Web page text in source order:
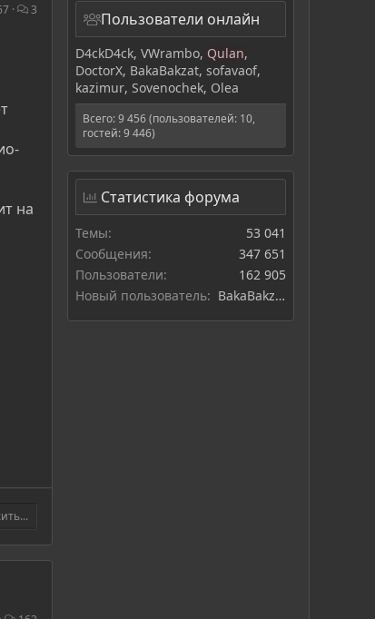
3
на
Пользователи онлайн
D4ckD4ck VWrambo Qulan
DoctorX BakaBakzat sofavaof
kazimur Sovenochek Olea
Всего: 9 456 (пользователей: 10,
гостей: 9 446)
Статистика форума
Темы
53 041
Сообщения
347 651
Пользователи
162 905
Новый пользователь
BakaBakzat